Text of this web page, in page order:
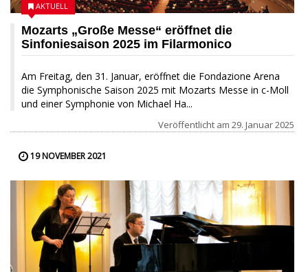
Mozarts „Große Messe“ eröffnet die
Sinfoniesaison 2025 im Filarmonico
Am Freitag, den 31. Januar, eröffnet die Fondazione Arena
die Symphonische Saison 2025 mit Mozarts Messe in c-Moll
und einer Symphonie von Michael Ha...
AKTUELL
Veröffentlicht am 29. Januar 2025
19 NOVEMBER 2021